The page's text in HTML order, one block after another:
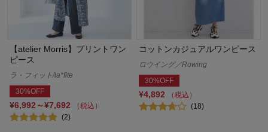
【atelier Morris】プリントワン
ピース
ラ・フィット/la*fite
30%OFF
¥6,992～¥7,692
（税込）
(2)
コットンカジュアルワンピース
ロウイング／Rowing
30%OFF
¥4,892
（税込）
(18)